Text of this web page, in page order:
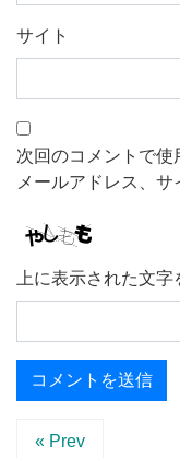
サイト
次回のコメントで使
メールアドレス、サ
上に表示された文字
« Prev